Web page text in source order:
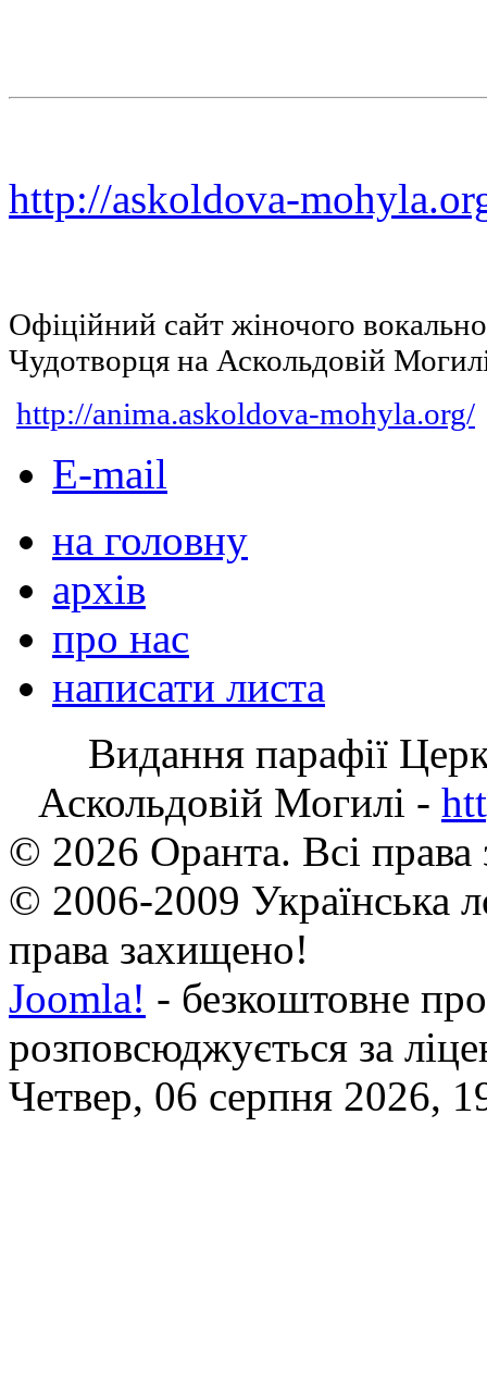
http://askoldova-
Офіційний сайт жіночого
Чудотворця на Аскольдовій
http://anima.askoldova-mohyla.org/
E-mail
на головну
архів
про нас
написати листа
Видання парафії
Аскольдовій Могилі -
© 2026 Оранта. Всі
© 2006-2009 Українська
права захищено!
Joomla! - безкоштовне
розповсюджується за
Четвер, 06 серпня 2026,